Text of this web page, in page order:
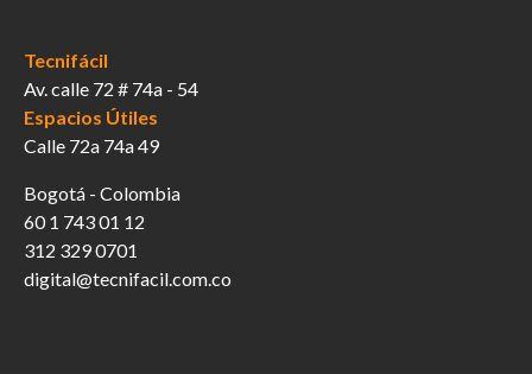
Tecnifácil
Av. calle 72 # 74a - 54
Espacios Útiles
Calle 72a 74a 49
Bogotá - Colombia
60 1 743 01 12
312 329 0701
digital@tecnifacil.com.co